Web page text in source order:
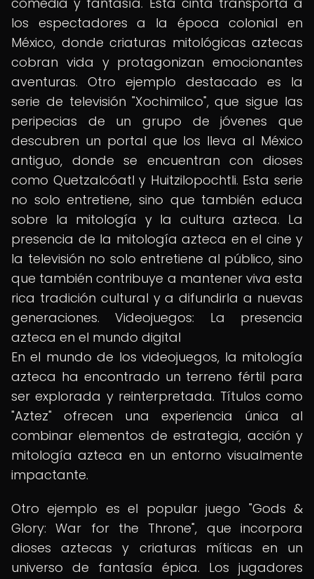
los espectadores a la época colonial en
México, donde criaturas mitológicas aztecas
cobran vida y protagonizan emocionantes
aventuras. Otro ejemplo destacado es la
serie de televisión "Xochimilco", que sigue las
peripecias de un grupo de jóvenes que
descubren un portal que los lleva al México
antiguo, donde se encuentran con dioses
como Quetzalcóatl y Huitzilopochtli. Esta serie
no solo entretiene, sino que también educa
sobre la mitología y la cultura azteca. La
presencia de la mitología azteca en el cine y
la televisión no solo entretiene al público, sino
que también contribuye a mantener viva esta
rica tradición cultural y a difundirla a nuevas
generaciones. Videojuegos: La presencia
azteca en el mundo digital
En el mundo de los videojuegos, la mitología
azteca ha encontrado un terreno fértil para
ser explorada y reinterpretada. Títulos como
"Aztez" ofrecen una experiencia única al
combinar elementos de estrategia, acción y
mitología azteca en un entorno visualmente
impactante.
Otro ejemplo es el popular juego "Gods &
Glory: War for the Throne", que incorpora
dioses aztecas y criaturas míticas en un
universo de fantasía épica. Los jugadores